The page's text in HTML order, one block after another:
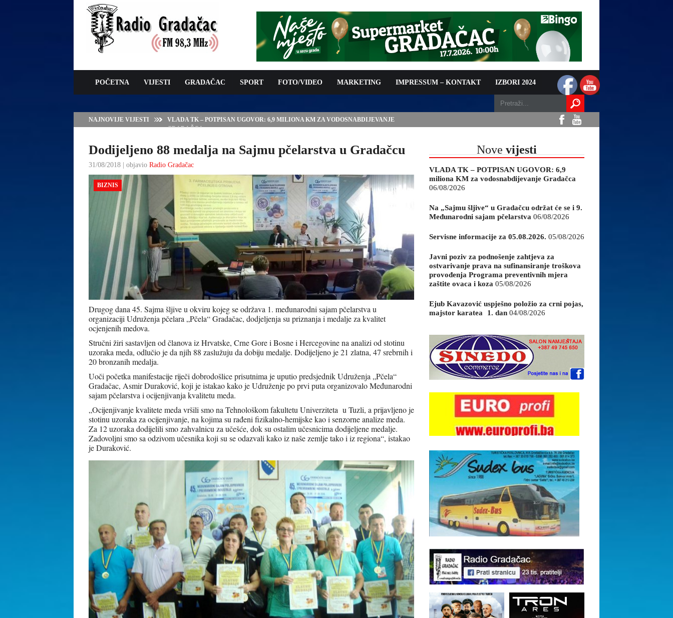
POČETNA VIJESTI GRADAČAC SPORT FOTO/VIDEO MARKETING IMPRESSUM – KONTAKT IZBORI 2024
NAJNOVIJE VIJESTI
VLADA TK – POTPISAN UGOVOR: 6,9 MILIONA KM ZA VODOSNABDIJEVANJE
GRADAČCA
Dodijeljeno 88 medalja na Sajmu pčelarstva u Gradačcu
31/08/2018 | objavio Radio Gradačac
BIZNIS
Drugog dana 45. Sajma šljive u okviru kojeg se održava 1. međunarodni sajam pčelarstva u
organizaciji Udruženja pčelara „Pčela“ Gradačac, dodjeljenja su priznanja i medalje za kvalitet
ocjenjenih medova.
Stručni žiri sastavljen od članova iz Hrvatske, Crne Gore i Bosne i Hercegovine na analizi od stotinu
uzoraka meda, odlučio je da njih 88 zaslužuju da dobiju medalje. Dodijeljeno je 21 zlatna, 47 srebrnih i
20 bronzanih medalja.
Uoči početka manifestacije riječi dobrodošlice prisutnima je uputio predsjednik Udruženja „Pčela“
Gradačac, Asmir Duraković, koji je istakao kako je Udruženje po prvi puta organizovalo Međunarodni
sajam pčelarstva i ocijenjivanja kvalitetu meda.
„Ocijenjivanje kvalitete meda vršili smo na Tehnološkom fakultetu Univerziteta u Tuzli, a prijavljeno je
stotinu uzoraka za ocijenjivanje, na kojima su rađeni fizikalno-hemijske kao i senzorne analize meda.
Za 12 uzoraka dodijelili smo zahvalnicu za učešće, dok su ostalim učesnicima dodijeljene medalje.
Zadovoljni smo sa odzivom učesnika koji su se odazvali kako iz naše zemlje tako i iz regiona“, istakao
je Duraković.
Nove vijesti
VLADA TK – POTPISAN UGOVOR: 6,9
miliona KM za vodosnabdijevanje Gradačca
06/08/2026
Na „Sajmu šljive“ u Gradačcu održat će se i 9.
Međunarodni sajam pčelarstva 06/08/2026
Servisne informacije za 05.08.2026. 05/08/2026
Javni poziv za podnošenje zahtjeva za
ostvarivanje prava na sufinansiranje troškova
provođenja Programa preventivnih mjera
zaštite ovaca i koza 05/08/2026
Ejub Kavazović uspješno položio za crni pojas,
majstor karatea 1. dan 04/08/2026